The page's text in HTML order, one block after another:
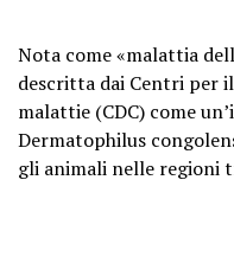
Nota come «malattia
descritta dai Centri per
malattie (CDC) come
Dermatophilus
gli animali nelle regioni